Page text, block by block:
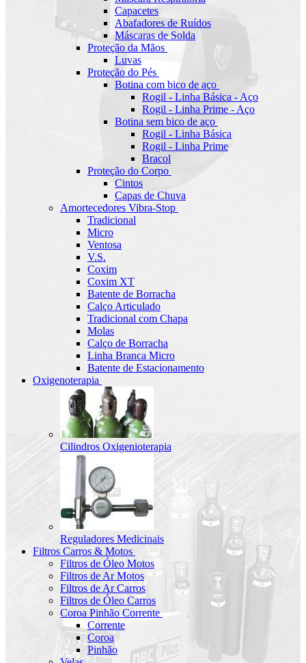
Capacetes
Abafadores de Ruídos
Máscaras de Solda
Proteção da Mãos
Luvas
Proteção do Pés
Botina com bico de aço
Rogil - Linha Básica - Aço
Rogil - Linha Prime - Aço
Botina sem bico de aço
Rogil - Linha Básica
Rogil - Linha Prime
Bracol
Proteção do Corpo
Cintos
Capas de Chuva
Amortecedores Vibra-Stop
Tradicional
Micro
Ventosa
V.S.
Coxim
Coxim XT
Batente de Borracha
Calço Articulado
Tradicional com Chapa
Molas
Calço de Borracha
Linha Branca Micro
Batente de Estacionamento
Oxigenoterapia
Cilindros Oxigenioterapia
Reguladores Medicinais
Filtros Carros & Motos
Filtros de Óleo Motos
Filtros de Ar Motos
Filtros de Ar Carros
Filtros de Óleo Carros
Coroa Pinhão Corrente
Corrente
Coroa
Pinhão